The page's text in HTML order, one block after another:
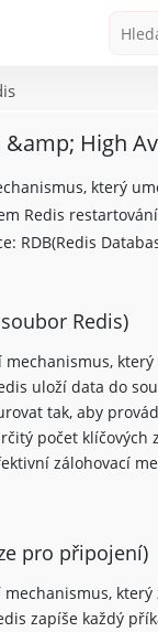
&amp; High
který
Redis
RDB(Redis
Redis)
mechanismus,
uloží data do
tak, aby
počet klíčových
zálohovací
pro připojení)
mechanismus,
zapíše každý